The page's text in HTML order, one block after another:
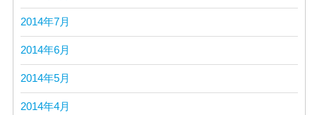
2014年7月
2014年6月
2014年5月
2014年4月